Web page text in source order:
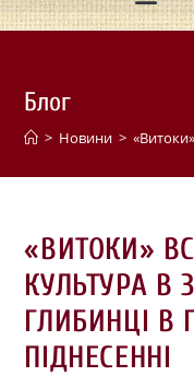
Блог
> Новини >
«ВИТОКИ»
КУЛЬТУРА В
ГЛИБИНЦІ В
ПІДНЕСЕННІ